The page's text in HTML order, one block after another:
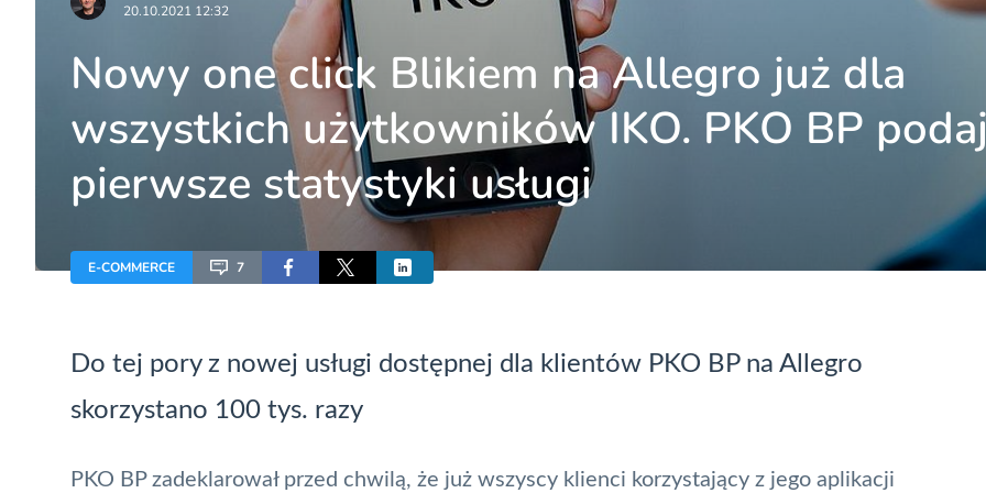
20.10.2021 12:32
Nowy one click Blikiem na Allegro już dla
wszystkich użytkowników IKO. PKO BP
pierwsze statystyki usługi
E-COMMERCE 7
Do tej pory z nowej usługi dostępnej dla klientów PKO BP na Allegro
skorzystano 100 tys. razy
PKO BP zadeklarował przed chwilą, że już wszyscy klienci korzystający z jego aplikacji